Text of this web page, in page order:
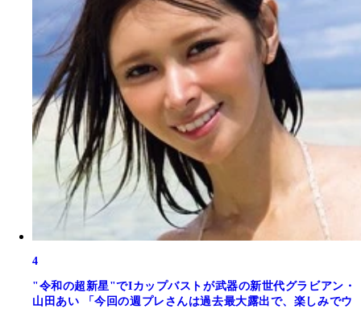
4
"令和の超新星"でIカップバストが武器の新世代グラビアン・
山田あい 「今回の週プレさんは過去最大露出で、楽しみでウ